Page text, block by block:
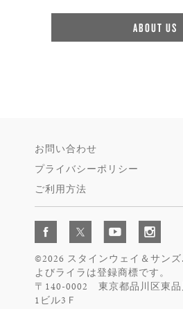
ABOUT US
お問い合わせ
プライバシーポリシー
ご利用方法
©2026 スタインウェイ＆サン
よびライラは登録商標です。
〒140-0002 東京都品川区東品
1ビル3Ｆ